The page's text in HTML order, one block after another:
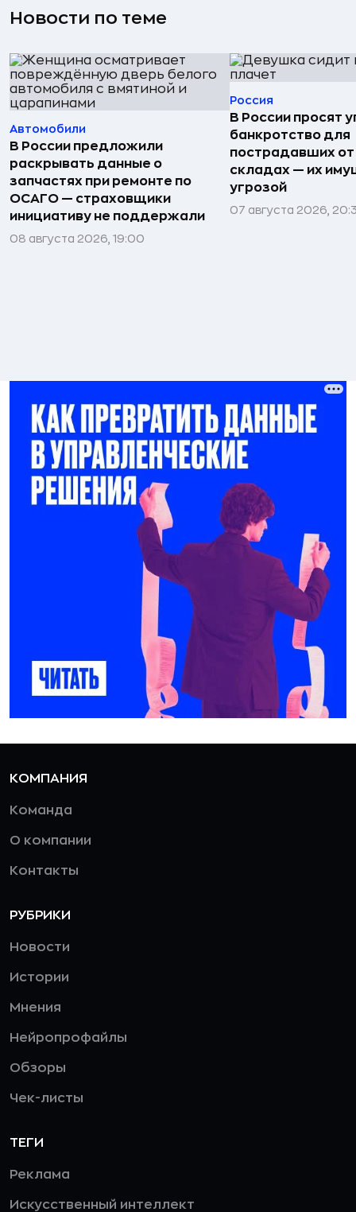
Новости по теме
Автомобили
В России предложили
раскрывать данные о
запчастях при ремонте по
ОСАГО — страховщики
инициативу не поддержали
08 августа 2026, 19:00
Россия
В России просят
банкротство для
пострадавших
складах — их
угрозой
07 августа 2026,
КОМПАНИЯ
Команда
О компании
Контакты
РУБРИКИ
Новости
Истории
Мнения
Нейропрофайлы
Обзоры
Чек-листы
ТЕГИ
Реклама
Искусственный интеллект